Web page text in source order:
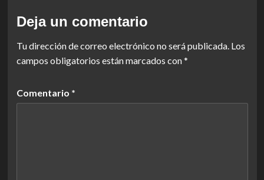
Deja un comentario
Tu dirección de correo electrónico no será publicada. Los
campos obligatorios están marcados con*
Comentario *